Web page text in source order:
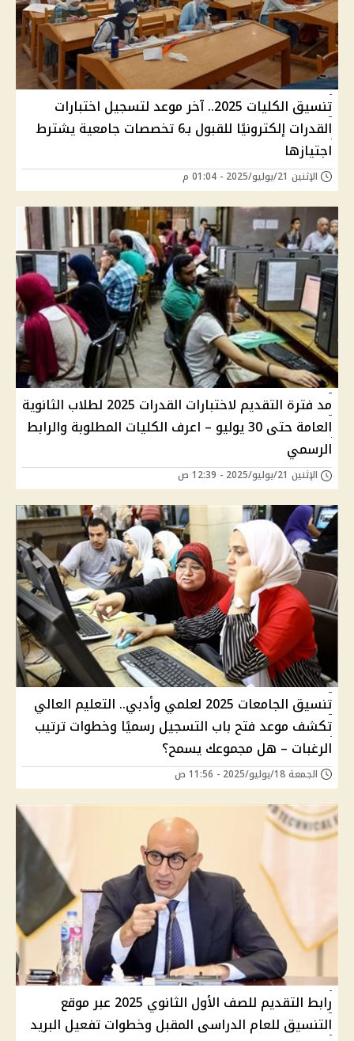
تنسيق الكليات 2025.. آخر موعد لتسجيل اختبارات
القدرات إلكترونيًا للقبول بـ6 تخصصات جامعية يشترط
اجتيازها
الإثنين 21/يوليو/2025 - 01:04 م
مد فترة التقديم لاختبارات القدرات 2025 لطلاب الثانوية
العامة حتى 30 يوليو – اعرف الكليات المطلوبة والرابط
الرسمي
الإثنين 21/يوليو/2025 - 12:39 ص
تنسيق الجامعات 2025 لعلمي وأدبي.. التعليم العالي
تكشف موعد فتح باب التسجيل رسميًا وخطوات ترتيب
الرغبات – هل مجموعك يسمح؟
الجمعة 18/يوليو/2025 - 11:56 ص
رابط التقديم للصف الأول الثانوي 2025 عبر موقع
التنسيق للعام الدراسى المقبل وخطوات تفعيل البريد